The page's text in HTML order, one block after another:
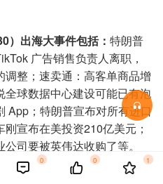
）出海大事件包括： 特朗普
广告销售负责人离职，
整；速卖通：高客单商品增
球数据中心建设可能已有泡
App；特朗普宣布对所有进口
宣布在美投资210亿美元；
司要被英伟达收购了等。
0 0 1